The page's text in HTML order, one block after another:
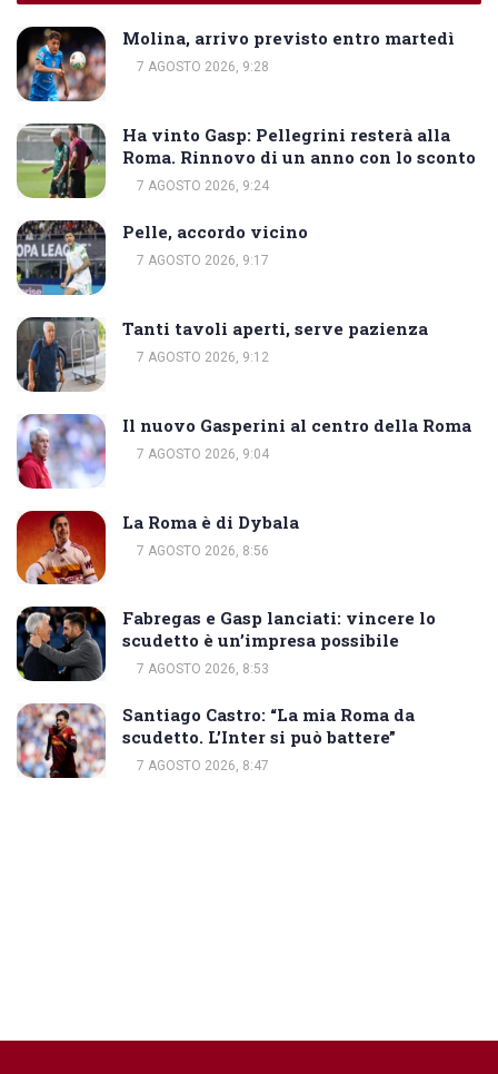
Molina, arrivo previsto entro martedì
7 AGOSTO 2026, 9:28
Ha vinto Gasp: Pellegrini resterà alla
Roma. Rinnovo di un anno con lo sconto
7 AGOSTO 2026, 9:24
Pelle, accordo vicino
7 AGOSTO 2026, 9:17
Tanti tavoli aperti, serve pazienza
7 AGOSTO 2026, 9:12
Il nuovo Gasperini al centro della Roma
7 AGOSTO 2026, 9:04
La Roma è di Dybala
7 AGOSTO 2026, 8:56
Fabregas e Gasp lanciati: vincere lo
scudetto è un’impresa possibile
7 AGOSTO 2026, 8:53
Santiago Castro: “La mia Roma da
scudetto. L’Inter si può battere”
7 AGOSTO 2026, 8:47